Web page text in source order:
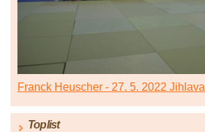
Franck Heuscher - 27. 5. 2022 Jihlava
Toplist